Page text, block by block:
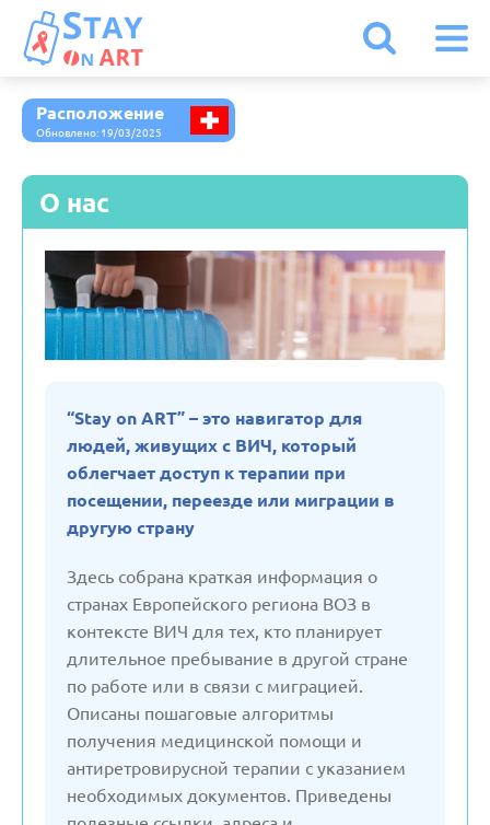
Расположение
Обновлено: 19/03/2025
О нас
“Stay on ART” – это навигатор для
людей, живущих с ВИЧ, который
облегчает доступ к терапии при
посещении, переезде или миграции в
другую страну
Здесь собрана краткая информация о
странах Европейского региона ВОЗ в
контексте ВИЧ для тех, кто планирует
длительное пребывание в другой стране
по работе или в связи с миграцией.
Описаны пошаговые алгоритмы
получения медицинской помощи и
антиретровирусной терапии с указанием
необходимых документов. Приведены
Австрия
Армения
Белоруссия
Бельгия
Великобритания
Германия
Грузия
Дания
Италия